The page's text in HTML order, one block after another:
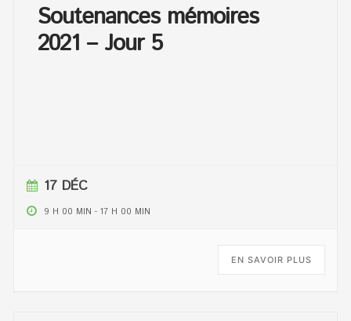
Soutenances mémoires
2021 – Jour 5
17 DÉC
9 H 00 MIN -17 H 00 MIN
EN SAVOIR PLUS